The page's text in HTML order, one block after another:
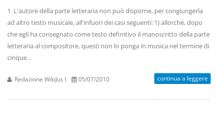
1. L'autore della parte letteraria non può disporne, per congiungerla
ad altro testo musicale, all'infuori dei casi seguenti: 1) allorché, dopo
che egli ha consegnato come testo definitivo il manoscritto della parte
letteraria al compositore, questi non lo ponga in musica nel termine di
cinque...
Redazione WikiJus I 05/07/2010 continua a leggere